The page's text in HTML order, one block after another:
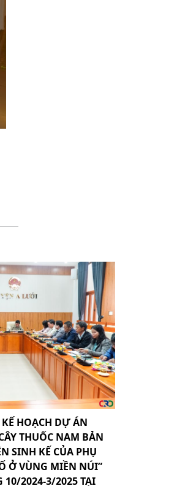
HOẠCH DỰ ÁN
THUỐC NAM BẢN
SINH KẾ CỦA PHỤ
Ở VÙNG MIỀN NÚI”
10/2024-3/2025 TẠI